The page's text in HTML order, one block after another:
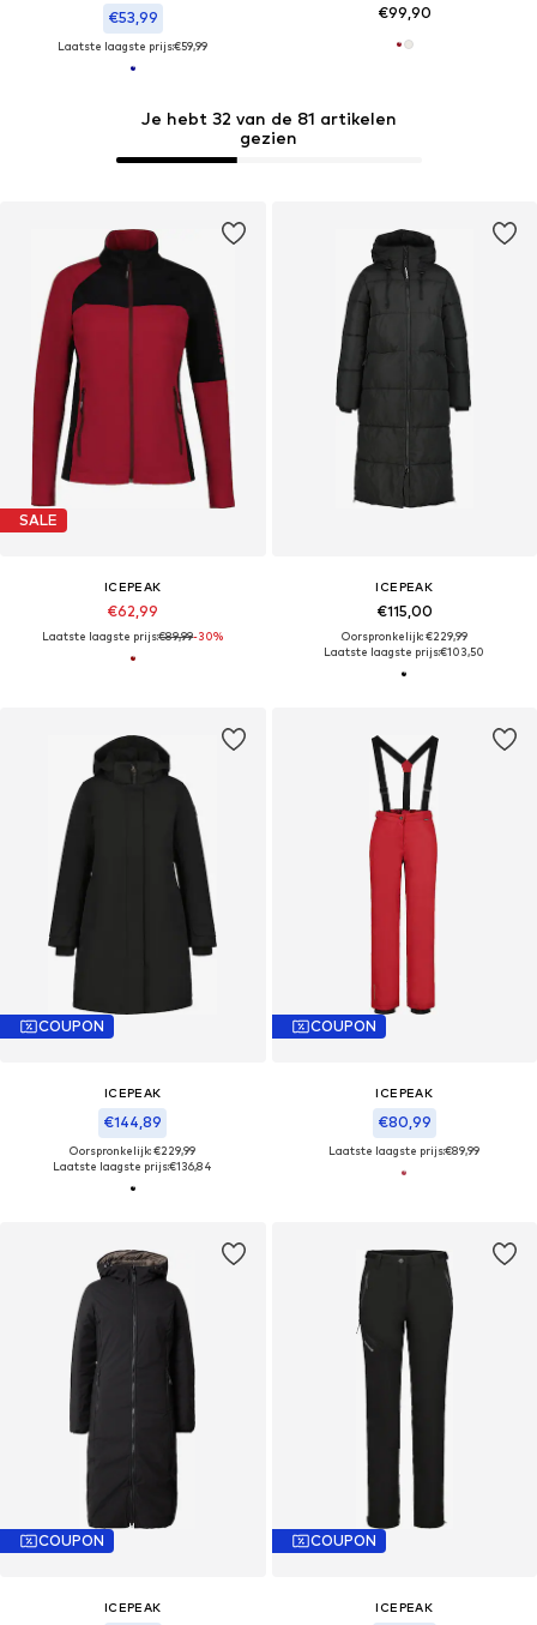
Je hebt 32 van de 81 artikelen
gezien
€53,99
Laatste laagste prijs:€59,99
€99,90
SALE
ICEPEAK
€62,99
Laatste laagste prijs:€89,99-30%
ICEPEAK
€115,00
Oorspronkelijk: €229,99
Laatste laagste prijs:€103,50
COUPON
ICEPEAK
€144,89
Oorspronkelijk: €229,99
Laatste laagste prijs:€136,84
COUPON
ICEPEAK
€80,99
Laatste laagste prijs:€89,99
COUPON
ICEPEAK
COUPON
ICEPEAK